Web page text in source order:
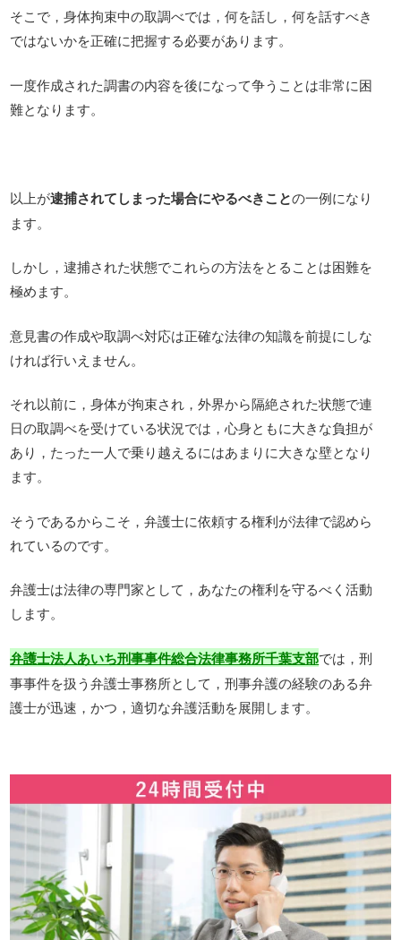
そこで，身体拘束中の取調べでは，何を話し，何を話すべき
ではないかを正確に把握する必要があります。
一度作成された調書の内容を後になって争うことは非常に困
難となります。
以上が逮捕されてしまった場合にやるべきことの一例になり
ます。
しかし，逮捕された状態でこれらの方法をとることは困難を
極めます。
意見書の作成や取調べ対応は正確な法律の知識を前提にしな
ければ行いえません。
それ以前に，身体が拘束され，外界から隔絶された状態で連
日の取調べを受けている状況では，心身ともに大きな負担が
あり，たった一人で乗り越えるにはあまりに大きな壁となり
ます。
そうであるからこそ，弁護士に依頼する権利が法律で認めら
れているのです。
弁護士は法律の専門家として，あなたの権利を守るべく活動
します。
弁護士法人あいち刑事事件総合法律事務所千葉支部では，刑
事事件を扱う弁護士事務所として，刑事弁護の経験のある弁
護士が迅速，かつ，適切な弁護活動を展開します。